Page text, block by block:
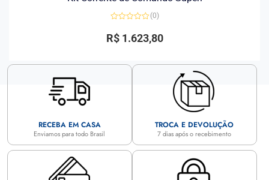
0
de
(0)
R$1.623,80
RECEBA EM CASA
Enviamos para todo Brasil
TROCA E DEVOLUÇÃO
7 dias após o recebimento